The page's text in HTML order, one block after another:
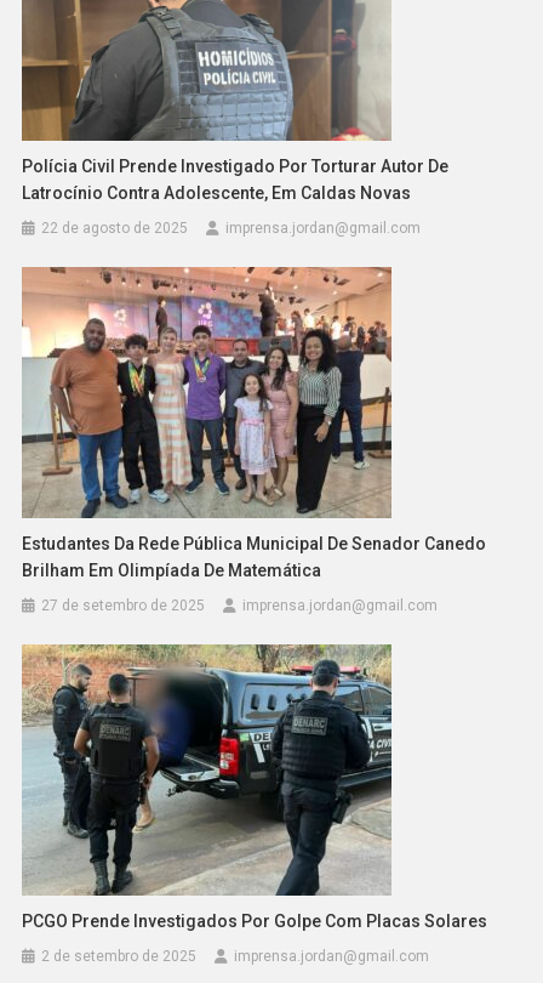
Polícia Civil Prende Investigado Por Torturar Autor De
Latrocínio Contra Adolescente, Em Caldas Novas
22 de agosto de 2025 imprensa.jordan@gmail.com
Estudantes Da Rede Pública Municipal De Senador Canedo
Brilham Em Olimpíada De Matemática
27 de setembro de 2025 imprensa.jordan@gmail.com
PCGO Prende Investigados Por Golpe Com Placas Solares
2 de setembro de 2025 imprensa.jordan@gmail.com